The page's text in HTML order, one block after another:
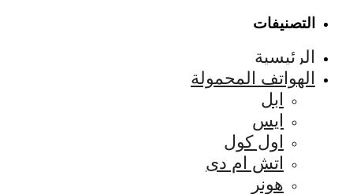
التصنيفات
الرئيسية
الهواتف المحمولة
ابل
ايس
اول كول
اتش ام دى
هونر